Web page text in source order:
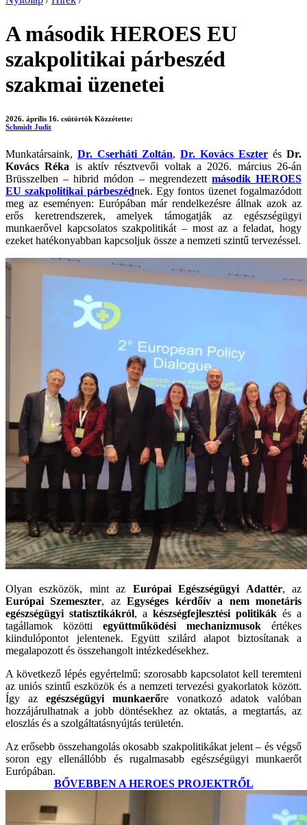
A második HEROES EU
szakpolitikai párbeszéd
szakmai üzenetei
2026. április 16. csütörtök Közzétette:
Schmidt Judit
Munkatársaink, Dr. Cserháti Zoltán, Dr. Kovács Eszter és Dr.
Kovács Réka is aktív résztvevői voltak a 2026. március 26-án
Brüsszelben – hibrid módon – megrendezett második HEROES
EU szakpolitikai párbeszédnek. Egy fontos üzenet fogalmazódott
meg az eseményen: Európában már rendelkezésre állnak azok az
erős keretrendszerek, amelyek támogatják az egészségügyi
munkaerővel kapcsolatos szakpolitikát – most az a feladat, hogy
ezeket hatékonyabban kapcsoljuk össze a nemzeti szintű tervezéssel.
Olyan eszközök, mint az Európai Egészségügyi Adattér, az
Európai Szemeszter, azEgységes kérdőív a nem monetáris
egészségügyi statisztikákról, a készségfejlesztési politikák és a
tagállamok közötti együttműködési mechanizmusok értékes
kiindulópontot jelentenek. Együtt szilárd alapot biztosítanak a
megalapozott és összehangolt intézkedésekhez.
A következő lépés egyértelmű: szorosabb kapcsolatot kell teremteni
az uniós szintű eszközök és a nemzeti tervezési gyakorlatok között.
Így az egészségügyi munkaerőre vonatkozó adatok valóban
hozzájárulhatnak a jobb döntésekhez az oktatás, a megtartás, az
eloszlás és a szolgáltatásnyújtás területén.
Az erősebb összehangolás okosabb szakpolitikákat jelent – és végső
soron egy ellenállóbb és rugalmasabb egészségügyi munkaerőt
Európában.
BŐVEBBEN A HEROES PROJEKTRŐL